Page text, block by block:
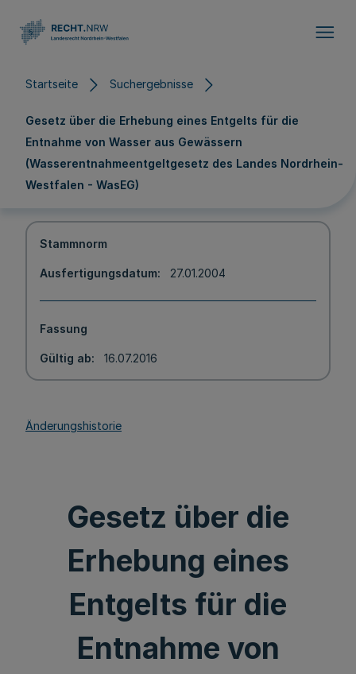
Startseite Suchergebnisse
Gesetz über die Erhebung eines Entgelts für die
Entnahme von Wasser aus Gewässern
(Wasserentnahmeentgeltgesetz des Landes Nordrhein-
Westfalen - WasEG)
Stammnorm
Ausfertigungsdatum 27.01.2004
Fassung
Gültig ab 16.07.2016
Änderungshistorie
Gesetz über die
Erhebung eines
Entgelts für die
Entnahme von